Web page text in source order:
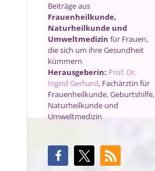
Beiträge aus
Frauenheilkunde,
Naturheilkunde und
Umweltmedizin für Frauen,
die sich um ihre Gesundheit
kümmern
Herausgeberin: Prof. Dr.
Ingrid Gerhard, Fachärztin für
Frauenheilkunde, Geburtshilfe,
Naturheilkunde und
Umweltmedizin